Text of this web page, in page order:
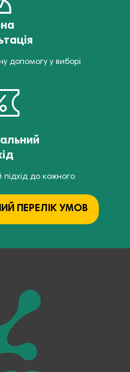
допомогу у виборі
підхід до кожного
ПЕРЕЛІК УМОВ